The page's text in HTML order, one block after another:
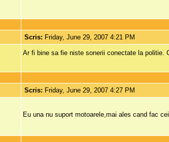
Scris: Friday, June 29, 2007 4:21 PM
Ar fi bine sa fie niste sonerii conectate la politie.
Scris: Friday, June 29, 2007 4:27 PM
Eu una nu suport motoarele,mai ales cand fac